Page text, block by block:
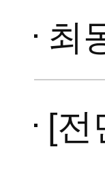
최동
[전민